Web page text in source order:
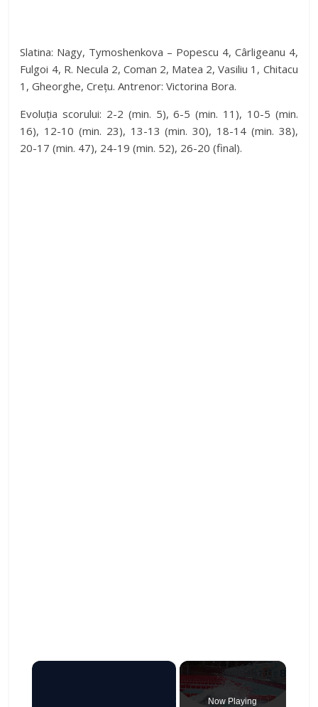
Slatina: Nagy, Tymoshenkova – Popescu 4, Cârligeanu 4,
Fulgoi 4, R. Necula 2, Coman 2, Matea 2, Vasiliu 1, Chitacu
1, Gheorghe, Crețu. Antrenor: Victorina Bora.
Evoluția scorului: 2-2 (min. 5), 6-5 (min. 11), 10-5 (min.
16), 12-10 (min. 23), 13-13 (min. 30), 18-14 (min. 38),
20-17 (min. 47), 24-19 (min. 52), 26-20 (final).
×
Now Playing